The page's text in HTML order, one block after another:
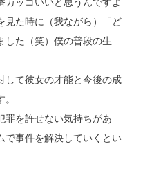
見た時に（我ながら）「ど
した（笑）僕の普段の生
して彼女の才能と今後の成
罪を許せない気持ちがあ
で事件を解決していくとい